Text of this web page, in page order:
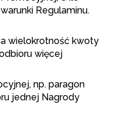
Regulaminu.
wielokrotność kwoty
więcej
np. paragon
jednej Nagrody